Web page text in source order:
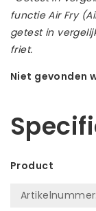
functie Air Fry
getest in
friet.
Niet gevonden
Product
Artikelnummer: